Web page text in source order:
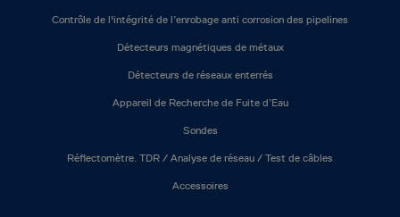
Contrôle de l'intégrité de l’enrobage anti corrosion des pipelines
Détecteurs magnétiques de métaux
Détecteurs de réseaux enterrés
Appareil de Recherche de Fuite d’Eau
Sondes
Réflectomètre. TDR / Analyse de réseau / Test de câbles
Accessoires